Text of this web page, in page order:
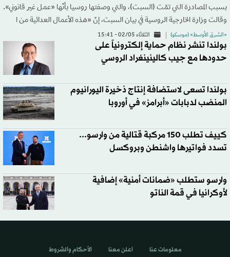
بسبب المصادرة التي تمّت (السبت)، والتي وصفتها روسيا بأنّها «عمل غير قانوني».
وقالت وزارة الخارجية الروسية في بيان السبت، إنّ «هذه الأعمال العدائية من ا
«الشرق الأوسط» (موسكو) الثلاثاء 02/05 - 15:41
بولندا تنشر نظام حماية إلكترونياً على
حدودها مع جيب كالينينغراد الروسي
بولندا تسعى لاستضافة إنتاج ذخيرة اليورانيوم
المنضب لدبابات «أبرامز» في أوروبا
كييف تطلب 150 مركبة قتالية من وارسو...
تسدد فواتيرها واشنطن وبروكسل
وارسو ستطلب «ضمانات أمنية» إضافية
لأوكرانيا في قمة الناتو
معلومات عنا اعلن معنا الأحكام والشروط